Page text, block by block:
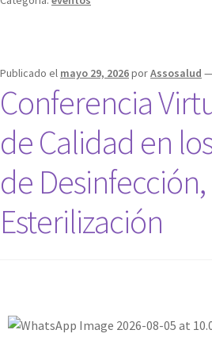
Publicado el mayo 29, 2026porAssosalud —
Conferencia
de Calidad en
de
Esterilización